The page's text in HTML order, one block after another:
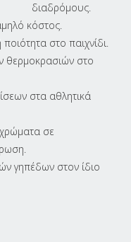
διαδρόμους.
κόστος.
στο παιχνίδι.
θερμοκρασιών στο
στα αθλητικά
χρώματα σε
γηπέδων στον ίδιο